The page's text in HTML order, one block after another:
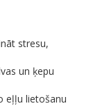
stresu,
un ķepu
eļļu lietošanu